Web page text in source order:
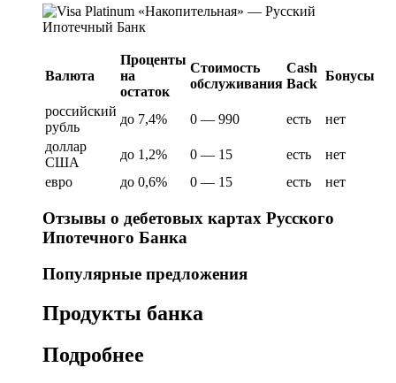
Валюта
Проценты
на
остаток
Стоимость
обслуживания
Cash
Back
Бонусы
российский
рубль
до 7,4% 0 — 990 есть
нет
доллар
США
до 1,2% 0 — 15 есть
нет
евро
до 0,6% 0 — 15 есть нет
Отзывы о дебетовых картах Русского
Ипотечного Банка
Популярные предложения
Продукты банка
Подробнее